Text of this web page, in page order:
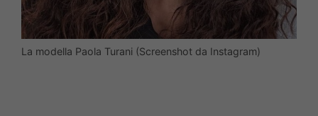
La modella Paola Turani (Screenshot da Instagram)